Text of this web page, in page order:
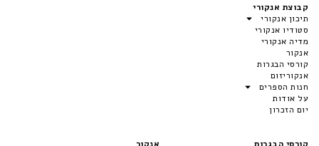
קבוצת אנקורי
תיכון אנקורי
סטודיו אנקורי
מדיה אנקורי
אנקור
קורסי הבגרות
אנקוריזום
חנות הספרים
על אודות
יום הזכרון